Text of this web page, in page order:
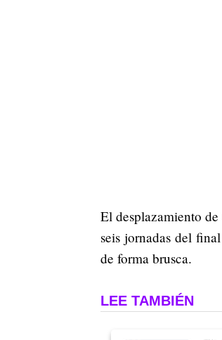
El desplazamiento
seis jornadas del
de forma brusca.
LEE TAMBIÉN